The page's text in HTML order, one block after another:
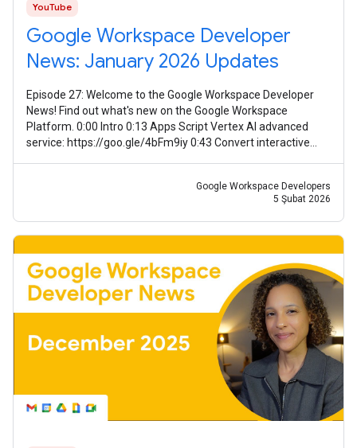
YouTube
Google Workspace Developer
News: January 2026 Updates
Episode 27: Welcome to the Google Workspace Developer
News! Find out what's new on the Google Workspace
Platform. 0:00 Intro 0:13 Apps Script Vertex AI advanced
service: https://goo.gle/4bFm9iy 0:43 Convert interactive
Google Workspace Developers
5 Şubat 2026